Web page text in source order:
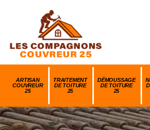
ARTISAN
COUVREUR
25
TRAITEMENT
DE TOITURE
25
DÉMOUSSAGE
DE TOITURE
25